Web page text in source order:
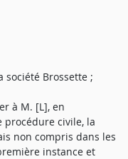
société Brossette ;
à M. [L], en
procédure civile, la
non compris dans les
instance et